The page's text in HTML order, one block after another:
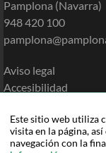
Este sitio web utiliza
visita en la página,
navegación con la
Pamplona (Navarra)
948 420 100
Aviso legal
Accesibilidad
Política de
Mapa de la Sede